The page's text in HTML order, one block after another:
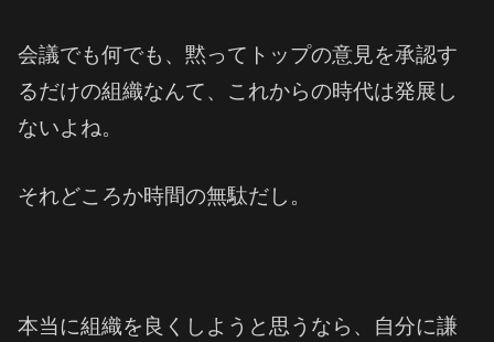
会議でも何でも、黙ってトップの意見を承認す
るだけの組織なんて、これからの時代は発展し
ないよね。
それどころか時間の無駄だし。
本当に組織を良くしようと思うなら、自分に謙